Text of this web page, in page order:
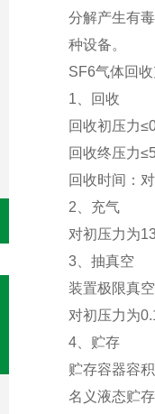
分解产生有
种设备。
SF6气体回
1 、回收
回收初压力≤
回收终压力≤
回收时间：
2 、充气
对初压力为
3、抽真空
装置极限真
对初压力为
4、贮存
贮存容器容积
名义液态贮